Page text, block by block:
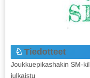
Tiedotteet
Joukkuepikashakin SM-
julkaistu